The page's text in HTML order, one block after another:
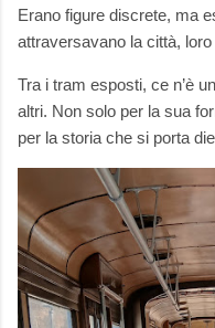
Erano figure discrete, ma
attraversavano la città,
Tra i tram esposti, ce n’è
altri. Non solo per la sua
per la storia che si porta